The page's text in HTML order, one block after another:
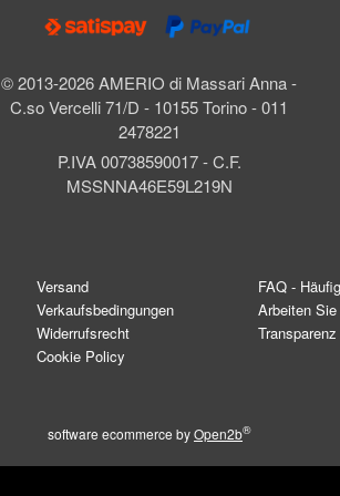
© 2013-2026 AMERIO di Massari Anna -
C.so Vercelli 71/D - 10155 Torino - 011
2478221
P.IVA 00738590017 - C.F.
MSSNNA46E59L219N
Versand
Verkaufsbedingungen
Widerrufsrecht
Cookie Policy
FAQ -
Arbeiten
software ecommerce byOpen2b®